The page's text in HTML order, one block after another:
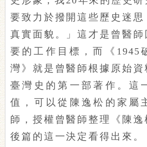
要致力於撥開這些歷史迷思
真實面貌。」這才是曾醫師
要的工作目標，而《1945
灣》就是曾醫師根據原始資
臺灣史的第一部著作。這
值，可以從陳逸松的家屬
師，授權曾醫師整理《陳逸
後篇的這一決定看得出來。